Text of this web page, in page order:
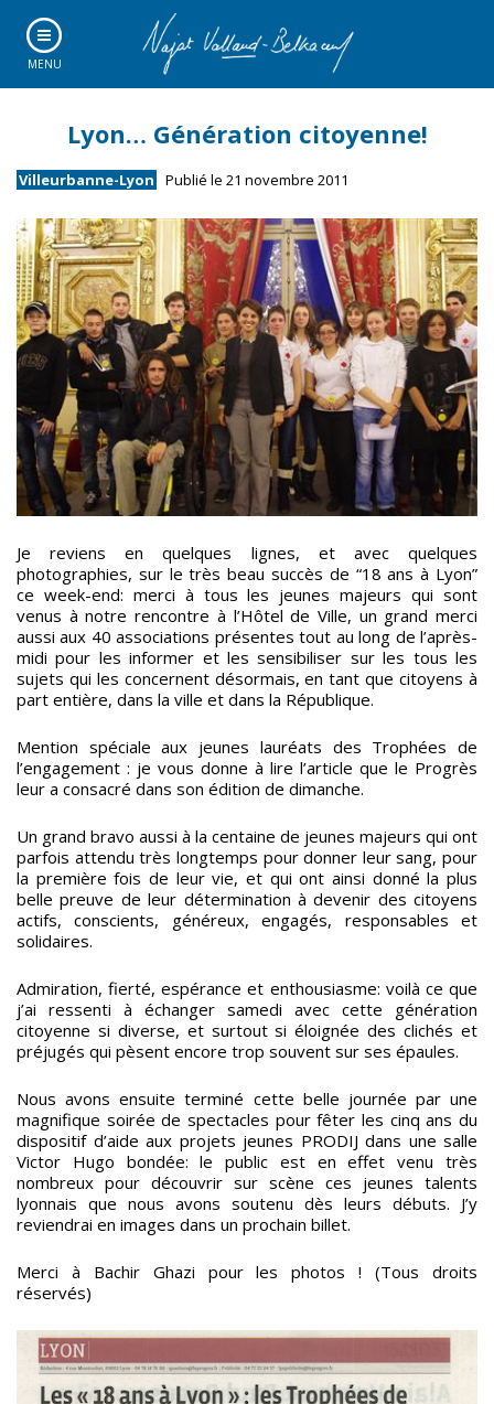
MENU
Lyon… Génération citoyenne!
Villeurbanne-Lyon Publié le 21 novembre 2011
Je reviens en quelques lignes, et avec quelques
photographies, sur le très beau succès de “18 ans à Lyon”
ce week-end: merci à tous les jeunes majeurs qui sont
venus à notre rencontre à l’Hôtel de Ville, un grand merci
aussi aux 40 associations présentes tout au long de l’après-
midi pour les informer et les sensibiliser sur les tous les
sujets qui les concernent désormais, en tant que citoyens à
part entière, dans la ville et dans la République.
Mention spéciale aux jeunes lauréats des Trophées de
l’engagement : je vous donne à lire l’article que le Progrès
leur a consacré dans son édition de dimanche.
Un grand bravo aussi à la centaine de jeunes majeurs qui ont
parfois attendu très longtemps pour donner leur sang, pour
la première fois de leur vie, et qui ont ainsi donné la plus
belle preuve de leur détermination à devenir des citoyens
actifs, conscients, généreux, engagés, responsables et
solidaires.
Admiration, fierté, espérance et enthousiasme: voilà ce que
j’ai ressenti à échanger samedi avec cette génération
citoyenne si diverse, et surtout si éloignée des clichés et
préjugés qui pèsent encore trop souvent sur ses épaules.
Nous avons ensuite terminé cette belle journée par une
magnifique soirée de spectacles pour fêter les cinq ans du
dispositif d’aide aux projets jeunes PRODIJ dans une salle
Victor Hugo bondée: le public est en effet venu très
nombreux pour découvrir sur scène ces jeunes talents
lyonnais que nous avons soutenu dès leurs débuts. J’y
reviendrai en images dans un prochain billet.
Merci à Bachir Ghazi pour les photos ! (Tous droits
réservés)